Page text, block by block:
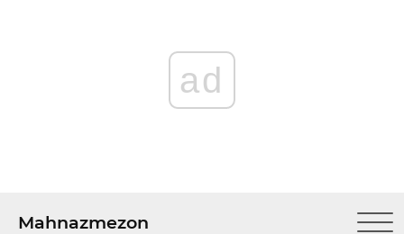
ad
Mahnazmezon